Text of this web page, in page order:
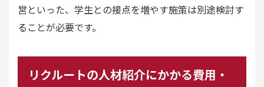
営といった、学生との接点を増やす施策は別途検討す
ることが必要です。
リクルートの人材紹介にかかる費用・